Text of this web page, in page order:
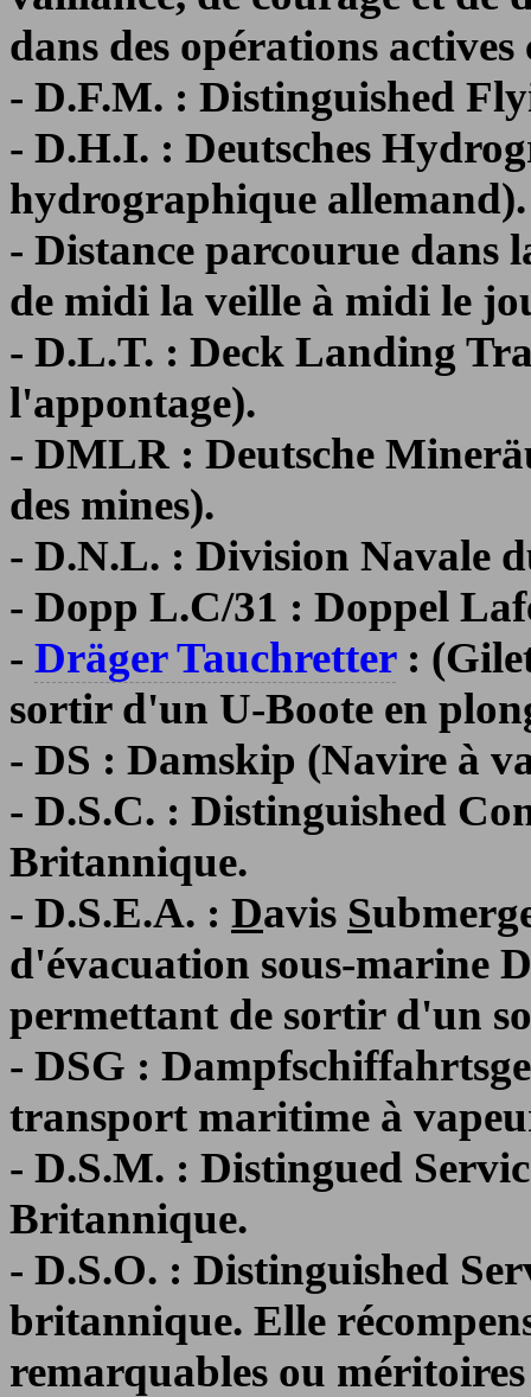
dans des opérations
- D.F.M. : Distinguished
- D.H.I. : Deutsches
hydrographique allemand).
- Distance parcourue dans
de midi la veille à midi le
- D.L.T. : Deck Landing
l'appontage).
- DMLR : Deutsche
des mines).
- D.N.L. : Division Navale
- Dopp L.C/31 : Doppel
- Dräger Tauchretter:
sortir d'un U-Boote en
- DS : Damskip (Navire à
- D.S.C. : Distinguished
Britannique.
- D.S.E.A. : Davis S
d'évacuation sous-marine
permettant de sortir d'un
- DSG :
transport maritime à
- D.S.M. : Distingued
Britannique.
- D.S.O. : Distinguished
britannique. Elle
remarquables ou